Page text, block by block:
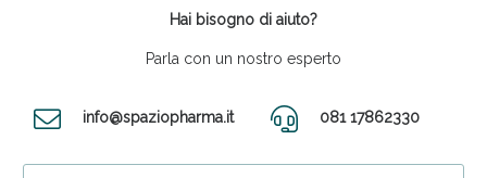
Hai bisogno di aiuto?
Parla con un nostro esperto
info@spaziopharma.it 081 17862330